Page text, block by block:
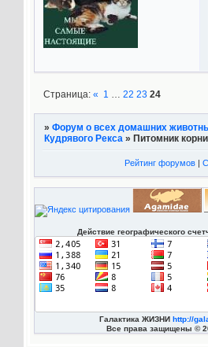
Страница: « 1 … 22 23 24
» Форум о всех домашних
Кудрявого Рекса » Питомник
Рейтинг форумов |
Действие географического
Галактика ЖИЗНИ http://
Все права защищены ©